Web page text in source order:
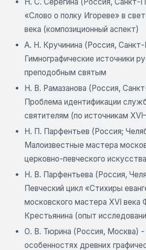
«Слово о полку Игореве» в
века (композиционный аспект)
А. Н. Кручинина (Россия,
Гимнографические источники
преподобным святым
Н. В. Рамазанова (Россия,
Проблема идентификации
святителям (по источникам
Н. П. Парфентьев (Россия;
Малоизвестные мастера
церковно-певческого
Н. В. Парфентьева (Россия,
Певческий цикл «Стихиры
московского мастера XVI века
Крестьянина (опыт
О. В. Тюрина (Россия, Москва)
особенностях древних